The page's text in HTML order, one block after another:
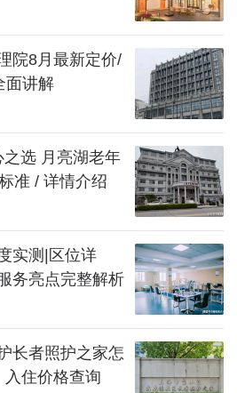
院8月最新定价/
面讲解
选 月亮湖老年
准 / 详情介绍
实测|区位详
务亮点完整解析
长者照护之家怎
住价格查询